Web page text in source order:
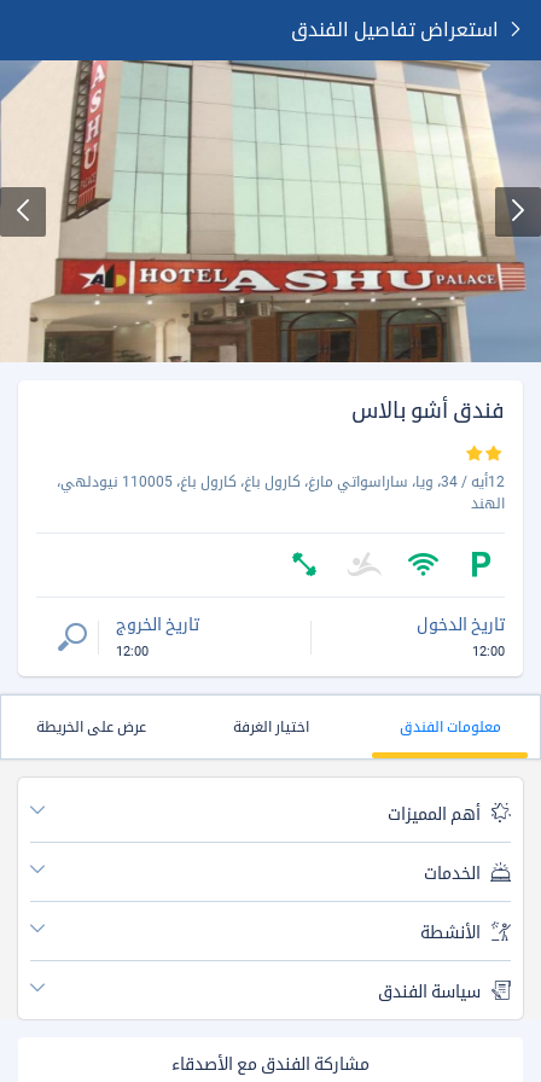
استعراض تفاصيل الفندق
فندق أشو بالاس
12أيه / 34، ويا، ساراسواتي مارغ، كارول باغ، كارول باغ، 110005 نيودلهي،
الهند
تاريخ الدخول
12:00
تاريخ الخروج
12:00
معلومات الفندق اختيار الغرفة عرض على الخريطة
أهم المميزات
الخدمات
الأنشطة
سياسة الفندق
مشاركة الفندق مع الأصدقاء